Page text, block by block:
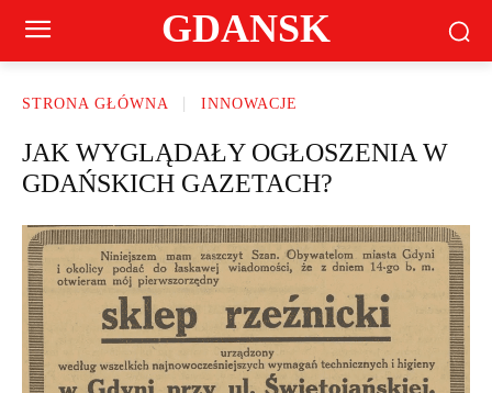
GDANSK
STRONA GŁÓWNA INNOWACJE
JAK WYGLĄDAŁY OGŁOSZENIA W
GDAŃSKICH GAZETACH?